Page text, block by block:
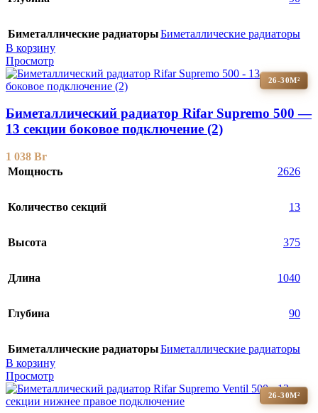
Биметаллические радиаторыБиметаллические радиаторы
В корзину
Просмотр
26-30М²
Биметаллический радиатор Rifar Supremo 500 —
13 секции боковое подключение (2)
1 038 Br
Мощность
2626
Количество секций 13
Высота 375
Длина 1040
Глубина 90
Биметаллические радиаторыБиметаллические радиаторы
В корзину
Просмотр
26-30М²